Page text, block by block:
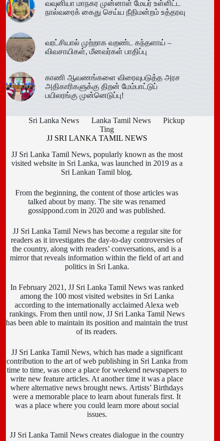
வவுனியா மாநகர முன்னாள் மேயர் உள்ளிட்ட
நால்வரைக் கைது செய்ய நீதிமன்றம் உத்தரவு
வரட்சியால் முற்றாக வறண்ட கந்தளாய் –
விவசாயிகள், மீனவர்கள் பாதிப்பு
காணி ஆவணங்களை விரைவுபடுத்த அரச
அதிகாரிகளுக்கு திறன் மேம்பாட்டுப்
பயிலரங்கு முன்னெடுப்பு!
Sri Lanka News Lanka Tamil News
Pickup
Ting
JJ SRI LANKA TAMIL NEWS
JJ Sri Lanka Tamil News, popularly known as the most
visited website in Sri Lanka, was launched in 2019 as a
Sri Lankan Tamil blog.
From the beginning, the content of those articles was
talked about by many. The site was renamed
gossippond.com in 2020 and was published.
JJ Sri Lanka Tamil News has become a regular site for
readers as it investigates the day-to-day controversies of
the country, along with readers’ conversations, and is a
mirror that reveals information within the field of art and
politics in Sri Lanka.
In February 2021, JJ Sri Lanka Tamil News was ranked
among the 100 most visited websites in Sri Lanka
according to the internationally acclaimed Alexa web
rankings. From then until now, JJ Sri Lanka Tamil News
has been able to maintain its position and maintain the trust
of its readers.
JJ Sri Lanka Tamil News, which has made a significant
contribution to the art of web publishing in Sri Lanka from
time to time, was once a place for weekend newspapers to
write new feature articles. At another time it was a place
where alternative news brought news. Artists’ Birthdays
were a memorable place to learn about funerals first. It
was a place where you could learn more about social
issues.
JJ Sri Lanka Tamil News creates dialogue in the country